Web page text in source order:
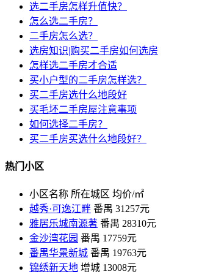
选二手房怎样升值快？
怎么选二手房？
二手房怎么选？
选房知识|购买二手房如何选房
怎样选二手房才合适
买小户型的二手房怎样选？
买二手房选什么地段好
买毛坯二手房屋注意事项
如何选择二手房？
买二手房买选什么地段好？
热门小区
小区名称 所在城区 均价/㎡
越秀·可逸江畔 番禺 31257元
雅居乐城南源著 番禺 28310元
金沙湾花园 番禺 17759元
番禺华景新城 番禺 19763元
锦绣新天地 增城 13008元